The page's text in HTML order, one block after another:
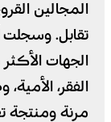
المجالين
تقابل.
الجهات
الفقر،
مرنة ومنتجة